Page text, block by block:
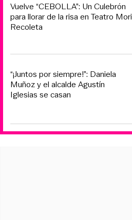
Vuelve “CEBOLLA”: Un Culebrón
para llorar de la risa en Teatro Mori
Recoleta
“¡Juntos por siempre!”: Daniela
Muñoz y el alcalde Agustín
Iglesias se casan